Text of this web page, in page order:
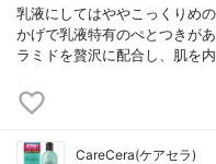
乳液にしてはややこっくりめ
かげで乳液特有のぺとつきが
ラミドを贅沢に配合し、肌を
CareCera(ケアセラ)